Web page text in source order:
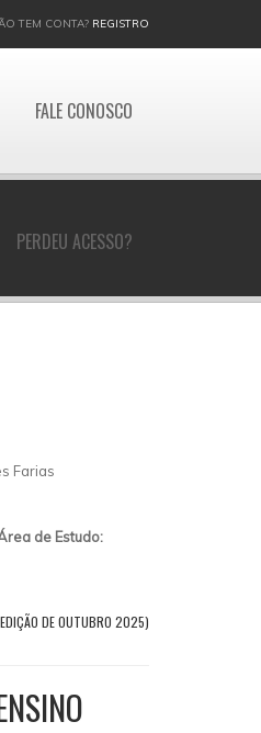
TEM CONTA? REGISTRO
FALE CONOSCO
PERDEU ACESSO?
Farias
de Estudo:
DE OUTUBRO 2025)